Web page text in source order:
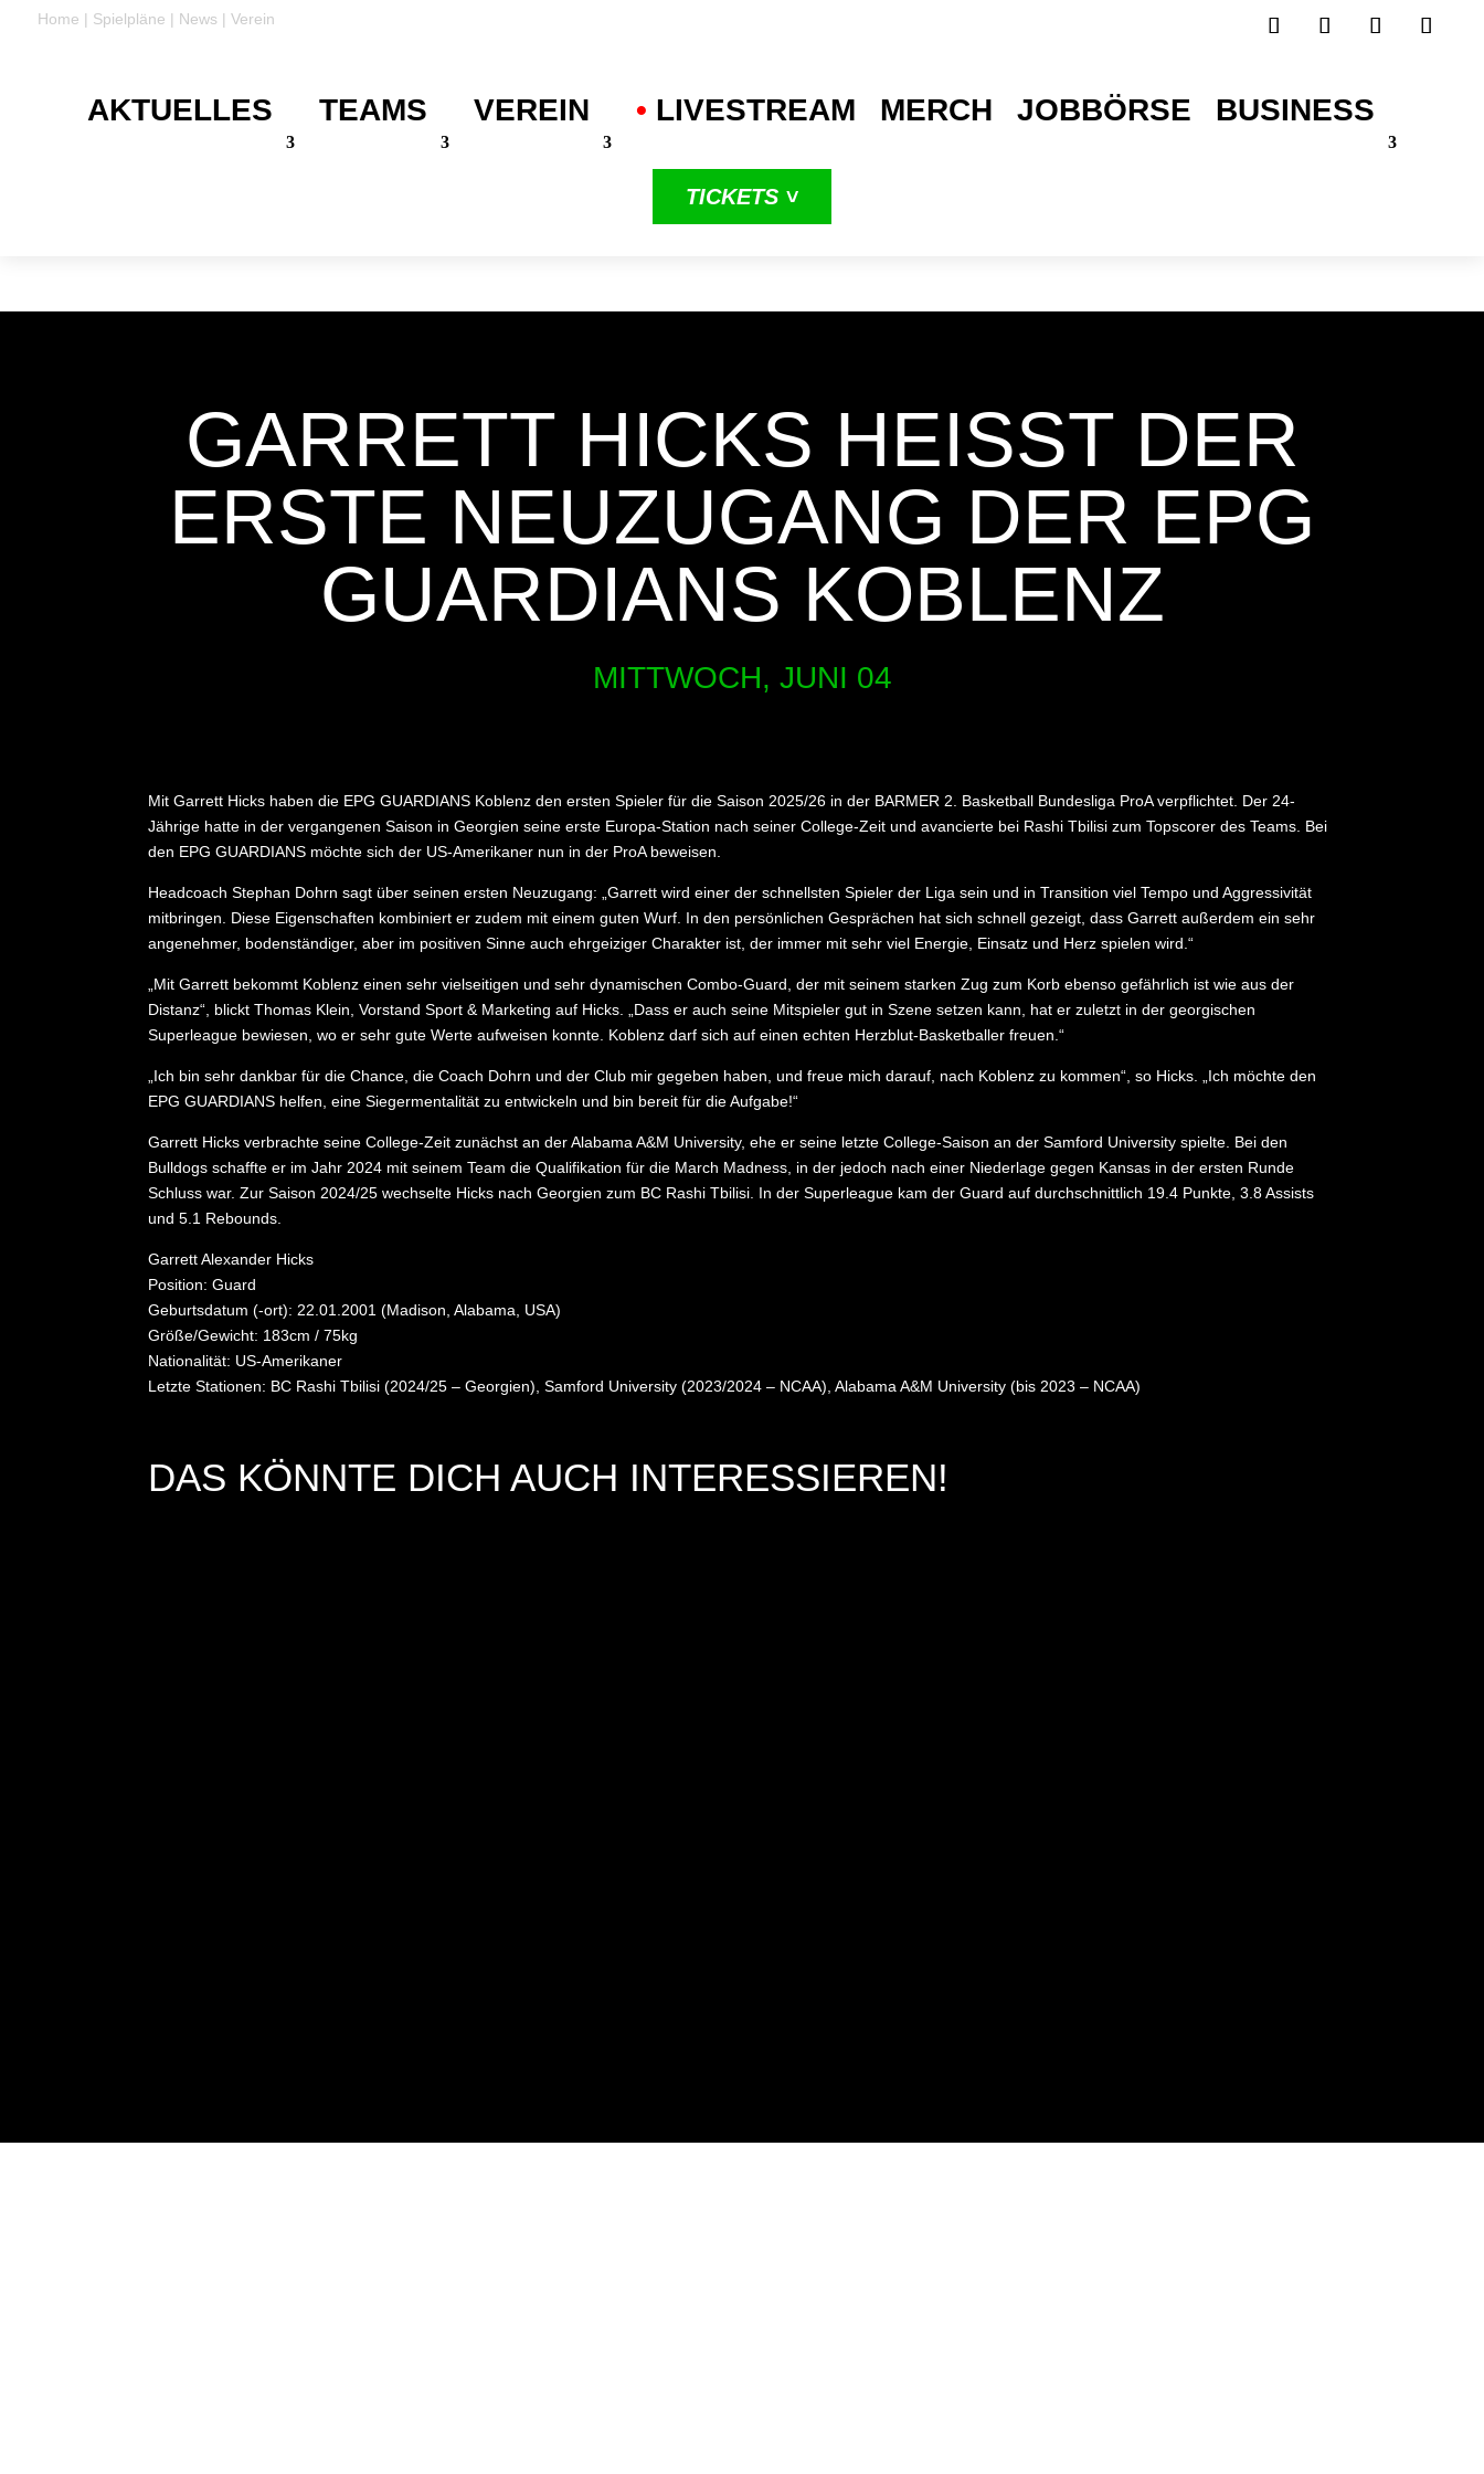
Home | Spielpläne | News | Verein
AKTUELLES TEAMS VEREIN • LIVESTREAM MERCH JOBBÖRSE BUSINESS
TICKETS ˅
GARRETT HICKS HEISST DER E
RSTE NEUZUGANG DER EPG G
UARDIANS KOBLENZ
MITTWOCH, JUNI 04
Mit Garrett Hicks haben die EPG GUARDIANS Koblenz den ersten Spieler für die Saison 2025/26 in der BARMER 2. Basketball Bundesliga ProA verpflichtet. Der 24-
Jährige hatte in der vergangenen Saison in Georgien seine erste Europa-Station nach seiner College-Zeit und avancierte bei Rashi Tbilisi zum Topscorer des Teams. Bei
den EPG GUARDIANS möchte sich der US-Amerikaner nun in der ProA beweisen.
Headcoach Stephan Dohrn sagt über seinen ersten Neuzugang: „Garrett wird einer der schnellsten Spieler der Liga sein und in Transition viel Tempo und Aggressivität
mitbringen. Diese Eigenschaften kombiniert er zudem mit einem guten Wurf. In den persönlichen Gesprächen hat sich schnell gezeigt, dass Garrett außerdem ein sehr
angenehmer, bodenständiger, aber im positiven Sinne auch ehrgeiziger Charakter ist, der immer mit sehr viel Energie, Einsatz und Herz spielen wird.“
„Mit Garrett bekommt Koblenz einen sehr vielseitigen und sehr dynamischen Combo-Guard, der mit seinem starken Zug zum Korb ebenso gefährlich ist wie aus der
Distanz“, blickt Thomas Klein, Vorstand Sport & Marketing auf Hicks. „Dass er auch seine Mitspieler gut in Szene setzen kann, hat er zuletzt in der georgischen
Superleague bewiesen, wo er sehr gute Werte aufweisen konnte. Koblenz darf sich auf einen echten Herzblut-Basketballer freuen.“
„Ich bin sehr dankbar für die Chance, die Coach Dohrn und der Club mir gegeben haben, und freue mich darauf, nach Koblenz zu kommen“, so Hicks. „Ich möchte den
EPG GUARDIANS helfen, eine Siegermentalität zu entwickeln und bin bereit für die Aufgabe!“
Garrett Hicks verbrachte seine College-Zeit zunächst an der Alabama A&M University, ehe er seine letzte College-Saison an der Samford University spielte. Bei den
Bulldogs schaffte er im Jahr 2024 mit seinem Team die Qualifikation für die March Madness, in der jedoch nach einer Niederlage gegen Kansas in der ersten Runde
Schluss war. Zur Saison 2024/25 wechselte Hicks nach Georgien zum BC Rashi Tbilisi. In der Superleague kam der Guard auf durchschnittlich 19.4 Punkte, 3.8 Assists
und 5.1 Rebounds.
Garrett Alexander Hicks
Position: Guard
Geburtsdatum (-ort): 22.01.2001 (Madison, Alabama, USA)
Größe/Gewicht: 183cm / 75kg
Nationalität: US-Amerikaner
Letzte Stationen: BC Rashi Tbilisi (2024/25 – Georgien), Samford University (2023/2024 – NCAA), Alabama A&M University (bis 2023 – NCAA)
DAS KÖNNTE DICH AUCH INTERESSIEREN!